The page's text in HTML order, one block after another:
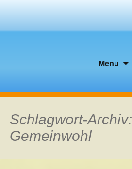
Menü
Schlagwort-Archiv:
Gemeinwohl